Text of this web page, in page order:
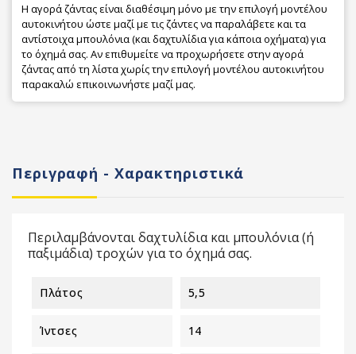
Η αγορά ζάντας είναι διαθέσιμη μόνο με την επιλογή μοντέλου
αυτοκινήτου ώστε μαζί με τις ζάντες να παραλάβετε και τα
αντίστοιχα μπουλόνια (και δαχτυλίδια για κάποια οχήματα) για
το όχημά σας. Αν επιθυμείτε να προχωρήσετε στην αγορά
ζάντας από τη λίστα χωρίς την επιλογή μοντέλου αυτοκινήτου
παρακαλώ επικοινωνήστε μαζί μας.
Περιγραφή - Χαρακτηριστικά
Περιλαμβάνονται δαχτυλίδια και μπουλόνια (ή
παξιμάδια) τροχών για το όχημά σας.
Πλάτος 5,5
Ίντσες 14